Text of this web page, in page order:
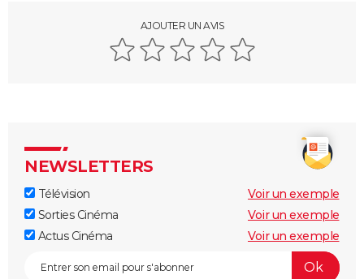
AJOUTER UN AVIS
NEWSLETTERS
Télévision
Voir un exemple
Sorties Cinéma
Voir un exemple
Actus Cinéma
Voir un exemple